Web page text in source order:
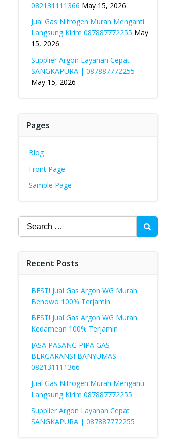
082131111366 May 15, 2026
Jual Gas Nitrogen Murah Menganti
Langsung Kirim 087887772255 May
15, 2026
Supplier Argon Layanan Cepat
SANGKAPURA | 087887772255
May 15, 2026
Pages
Blog
Front Page
Sample Page
Search
for:
Recent Posts
BEST! Jual Gas Argon WG Murah
Benowo 100% Terjamin
BEST! Jual Gas Argon WG Murah
Kedamean 100% Terjamin
JASA PASANG PIPA GAS
BERGARANSI BANYUMAS
082131111366
Jual Gas Nitrogen Murah Menganti
Langsung Kirim 087887772255
Supplier Argon Layanan Cepat
SANGKAPURA | 087887772255